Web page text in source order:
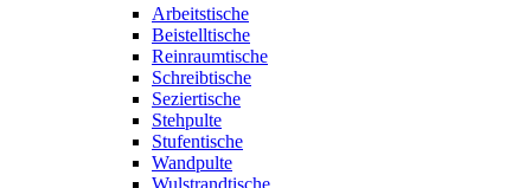
Arbeitstische
Beistelltische
Reinraumtische
Schreibtische
Seziertische
Stehpulte
Stufentische
Wandpulte